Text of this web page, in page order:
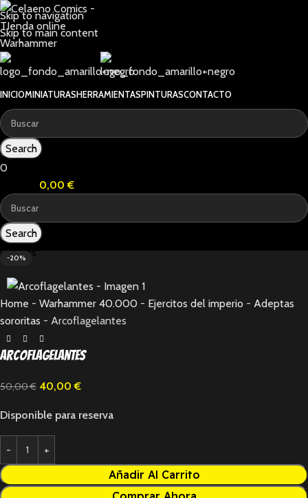
Skip to navigation
Skip to main content
INICIOMINIATURASHERRAMIENTASPINTURASCONTACTO
Search
0
0,00€
Search
0items
-20%
Home - Warhammer 40.000 - Ejercitos del imperio - Adeptas
sororitas - Arcoflagelantes
Arcoflagelantes
50,00€ 40,00€
Disponible para reserva
Añadir Al Carrito